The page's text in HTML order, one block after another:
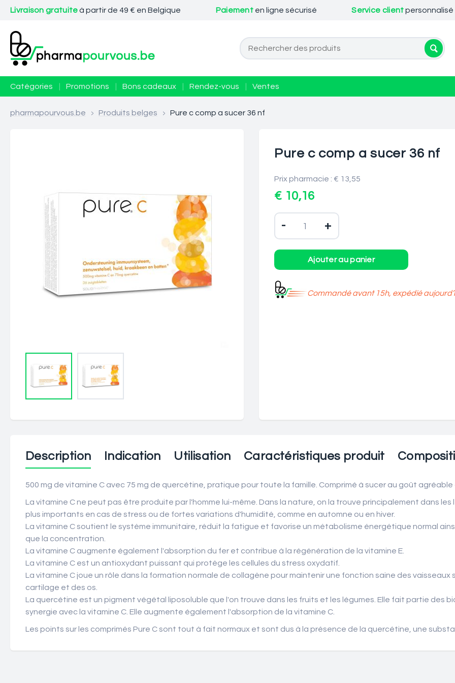
Livraison gratuiteà partir de 49 € en Belgique Paiement en ligne sécurisé Service clientpersonnalisé
Catégories Promotions Bons cadeaux Rendez-vous Ventes
pharmapourvous.be > Produits belges > Pure c comp a sucer 36 nf
Pure c comp a sucer 36 nf
Prix pharmacie : € 13,55
€ 10,16
- +
Commandé avant 15h, expédié
Description Indication Utilisation Caractéristiques produit
500 mg de vitamine C avec 75 mg de quercétine, pratique pour toute la famille. Comprimé à sucer au goût
La vitamine C ne peut pas être produite par l'homme lui-même. Dans la nature, on la trouve principalement dans
plus importants en cas de stress ou de fortes variations d'humidité, comme en automne ou en hiver.
La vitamine C soutient le système immunitaire, réduit la fatigue et favorise un métabolisme énergétique normal
que la concentration.
La vitamine C augmente également l'absorption du fer et contribue à la régénération de la vitamine E.
La vitamine C est un antioxydant puissant qui protège les cellules du stress oxydatif.
La vitamine C joue un rôle dans la formation normale de collagène pour maintenir une fonction saine des
cartilage et des os.
La quercétine est un pigment végétal liposoluble que l'on trouve dans les fruits et les légumes. Elle fait partie des
synergie avec la vitamine C. Elle augmente également l'absorption de la vitamine C.
Les points sur les comprimés Pure C sont tout à fait normaux et sont dus à la présence de la quercétine, une